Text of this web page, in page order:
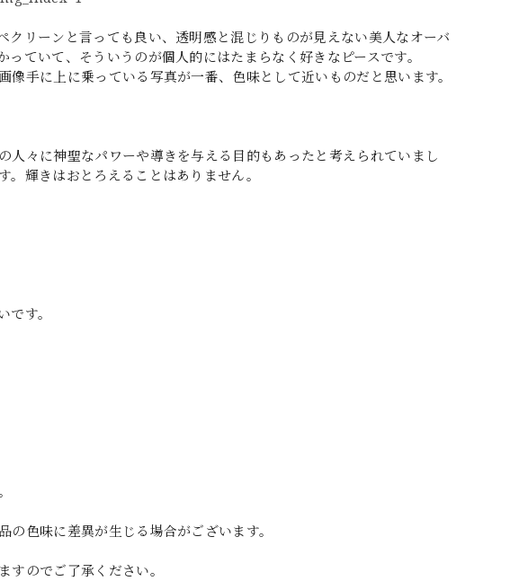
リーンと言っても良い、透明感と混じりものが見えない美人なオーバ
ていて、そういうのが個人的にはたまらなく好きなピースです。
手に上に乗っている写真が一番、色味として近いものだと思います。
々に神聖なパワーや導きを与える目的もあったと考えられていまし
輝きはおとろえることはありません。
す。
色味に差異が生じる場合がございます。
のでご了承ください。